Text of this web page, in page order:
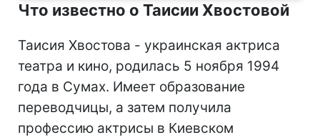
Что известно о Таисии Хвостовой
Таисия Хвостова - украинская актриса
театра и кино, родилась 5 ноября 1994
года в Сумах. Имеет образование
переводчицы, а затем получила
профессию актрисы в Киевском